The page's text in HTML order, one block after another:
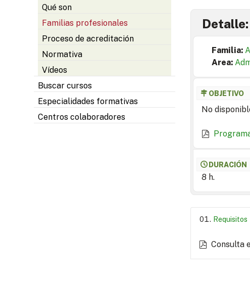
Qué son
Familias profesionales
Proceso de acreditación
Normativa
Vídeos
Buscar cursos
Especialidades formativas
Centros colaboradores
Detalle:
Familia:
Area:
OBJETIVO
No
DURACIÓN
8 h.
Requisitos
Consulta